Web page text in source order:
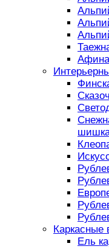
Каркасные
Ель